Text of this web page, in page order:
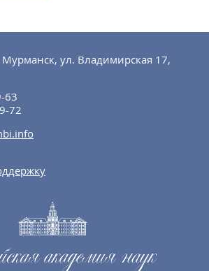
Мурманск, ул. Владимирская 17,
63
72